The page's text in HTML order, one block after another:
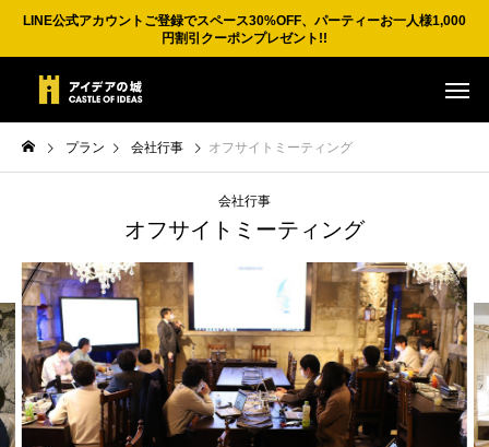
LINE公式アカウントご登録でスペース30%OFF、パーティーお一人様1,000
円割引クーポンプレゼント!!
プラン 会社行事 オフサイトミーティング
会社行事
オフサイトミーティング